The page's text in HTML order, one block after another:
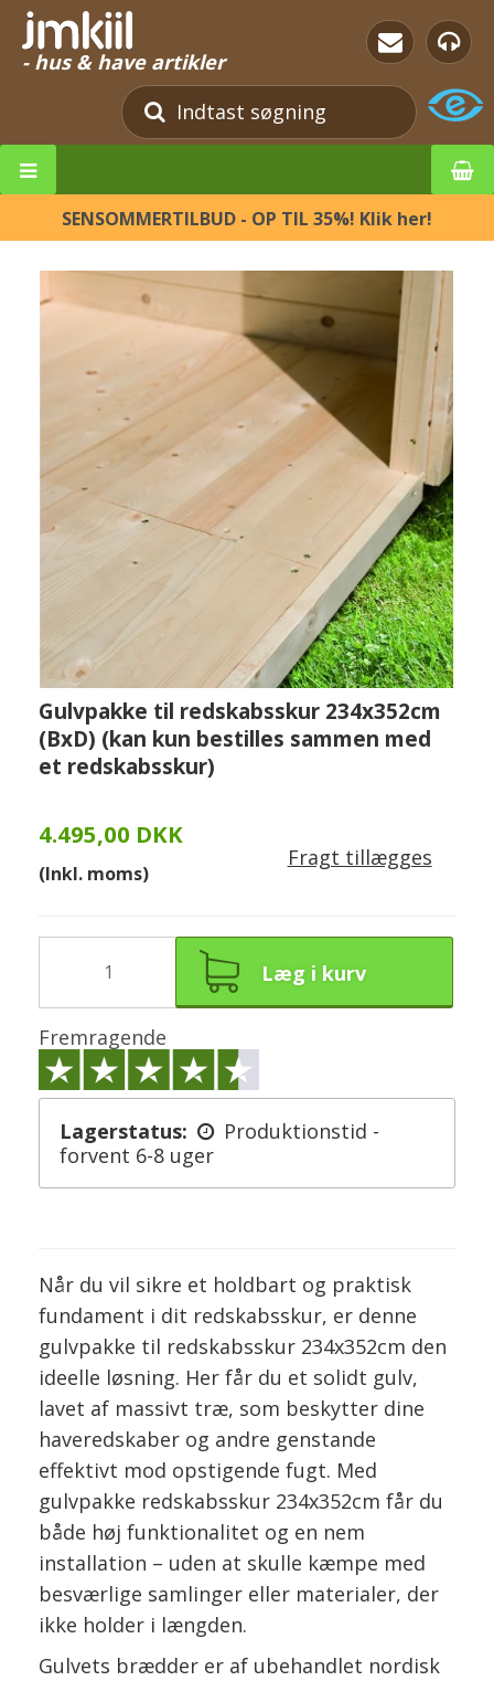
- hus & have artikler
SENSOMMERTILBUD - OP TIL 35%! Klik her!
Gulvpakke til redskabsskur 234x352cm
(BxD) (kan kun bestilles sammen med
et redskabsskur)
4.495,00 DKK
(Inkl. moms)
Fragt tillægges
Læg i kurv
Fremragende
Lagerstatus:
Produktionstid -
forvent 6-8 uger
Når du vil sikre et holdbart og praktisk
fundament i dit redskabsskur, er denne
gulvpakke til redskabsskur 234x352cm den
ideelle løsning. Her får du et solidt gulv,
lavet af massivt træ, som beskytter dine
haveredskaber og andre genstande
effektivt mod opstigende fugt. Med
gulvpakke redskabsskur 234x352cm får du
både høj funktionalitet og en nem
installation – uden at skulle kæmpe med
besværlige samlinger eller materialer, der
ikke holder i længden.
Gulvets brædder er af ubehandlet nordisk